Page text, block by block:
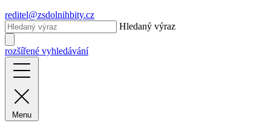
reditel@zsdolnihbity.cz
Hledaný výraz
rozšířené vyhledávání
Menu